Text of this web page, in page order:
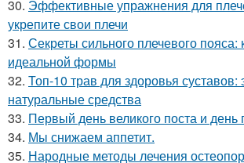
30. Эффективные упражнения для
укрепите свои плечи
31. Секреты сильного плечевого пояса:
идеальной формы
32. Топ-10 трав для здоровья
натуральные средства
33. Первый день великого поста и день
34. Мы снижаем аппетит.
35. Народные методы лечения